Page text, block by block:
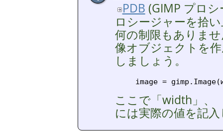
PDB (GIMP プロ
ロシージャーを拾
何の制限もありま
像オブジェクトを
しましょう。
image = gimp.Image(
ここで「width 」 、
には実際の値を記